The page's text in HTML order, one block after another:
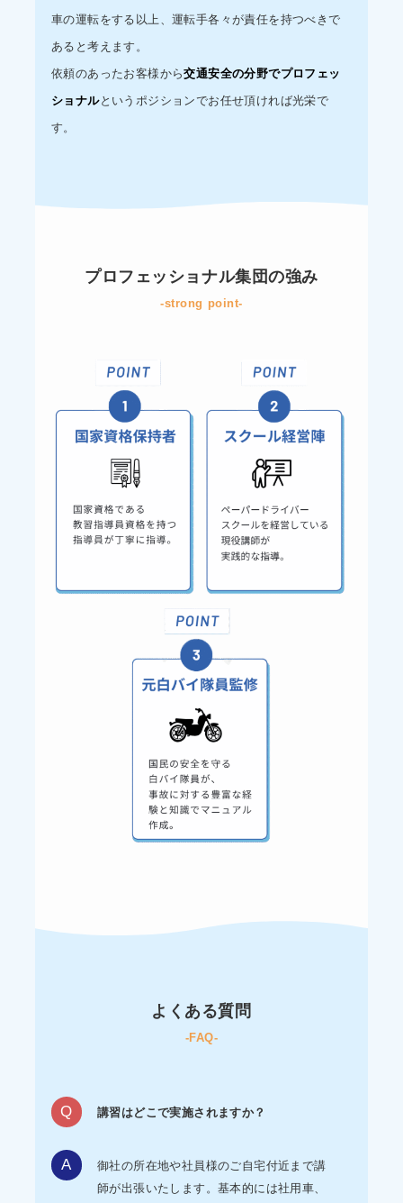
車の運転をする以上、運転手各々が責任を持つべきで
あると考えます。
依頼のあったお客様から交通安全の分野でプロフェッ
ショナルというポジションでお任せ頂ければ光栄で
す。
プロフェッショナル集団の強み
-strong point-
よくある質問
-FAQ-
講習はどこで実施されますか？
御社の所在地や社員様のご自宅付近まで講
師が出張いたします。基本的には社用車、